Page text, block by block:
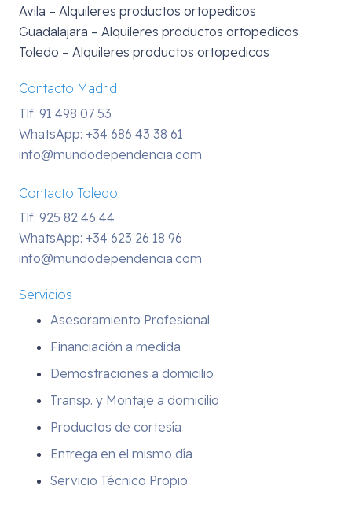
Avila – Alquileres productos ortopedicos
Guadalajara – Alquileres productos ortopedicos
Toledo – Alquileres productos ortopedicos
Contacto Madrid
Tlf: 91 498 07 53
WhatsApp: +34 686 43 38 61
info@mundodependencia.com
Contacto Toledo
Tlf: 925 82 46 44
WhatsApp: +34 623 26 18 96
info@mundodependencia.com
Servicios
Asesoramiento Profesional
Financiación a medida
Demostraciones a domicilio
Transp. y Montaje a domicilio
Productos de cortesía
Entrega en el mismo día
Servicio Técnico Propio